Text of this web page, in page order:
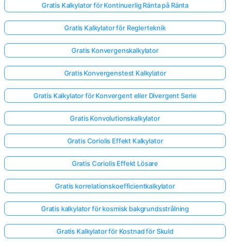
Gratis Kalkylator för Kontinuerlig Ränta på Ränta
Gratis Kalkylator för Reglerteknik
Gratis Konvergenskalkylator
Gratis Konvergenstest Kalkylator
Gratis Kalkylator för Konvergent eller Divergent Serie
Gratis Konvolutionskalkylator
Gratis Coriolis Effekt Kalkylator
Gratis Coriolis Effekt Lösare
Gratis korrelationskoefficientkalkylator
Gratis kalkylator för kosmisk bakgrundsstrålning
Gratis Kalkylator för Kostnad för Skuld